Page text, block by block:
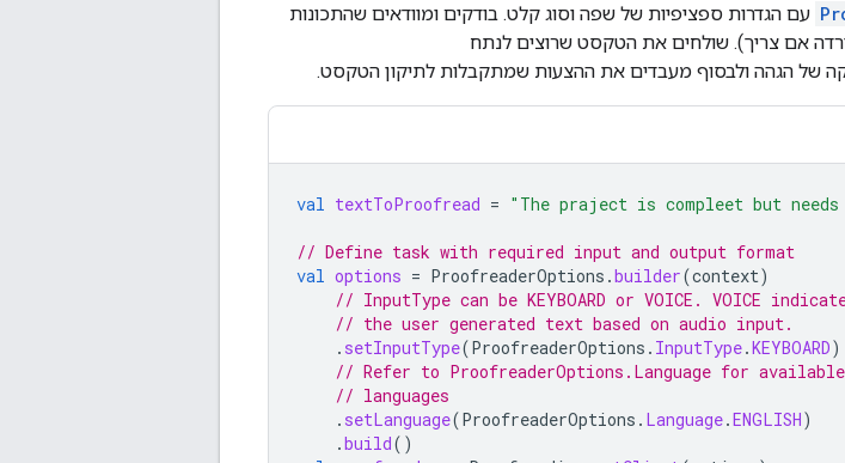
עם הגדרות ספציפיות של שפה וסוג קלט. בודקים ומוודאים שהתכונות
אם צריך). שולחים את הטקסט שרוצים לנתח
של הגהה ולבסוף מעבדים את ההצעות שמתקבלות לתיקון הטקסט.
val textToProofread = "The praject is compleet but
// Define task with required input and output format
val options = ProofreaderOptions .builder(context)
// InputType can be KEYBOARD or VOICE. VOICE
// the user generated text based on audio input.
. setInputType(ProofreaderOptions . InputType.KEYBOARD)
// Refer to ProofreaderOptions.Language for available
// languages
. setLanguage(ProofreaderOptions . Language.ENGLISH)
.build()